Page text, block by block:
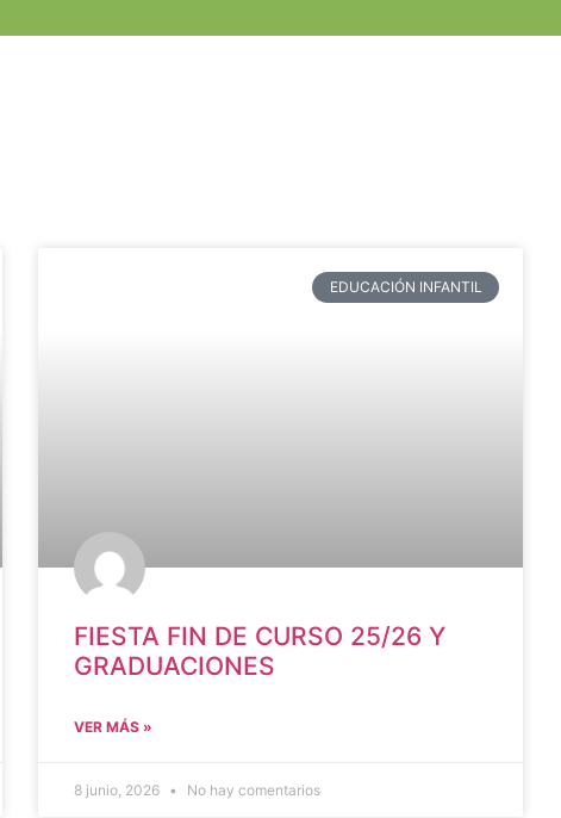
EDUCACIÓN INFANTIL
FIESTA FIN DE CURSO 25/26 Y
GRADUACIONES
VER MÁS »
8 junio, 2026 No hay comentarios